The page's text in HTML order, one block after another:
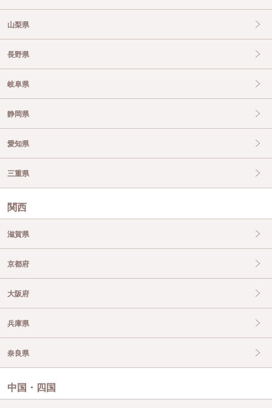
山梨県
長野県
岐阜県
静岡県
愛知県
三重県
関西
滋賀県
京都府
大阪府
兵庫県
奈良県
中国・四国